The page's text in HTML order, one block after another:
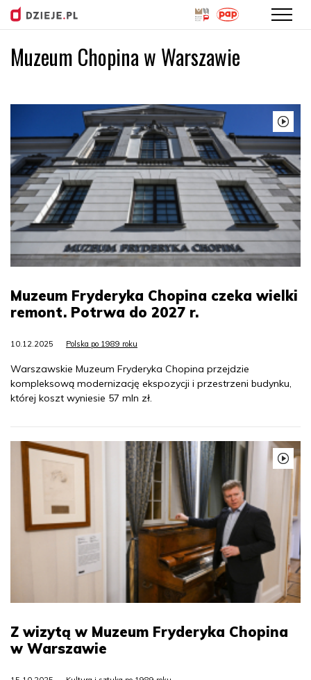
Przejdź
do
Muzeum Chopina w Warszawie
Muzeum Fryderyka Chopina czeka wielki
remont. Potrwa do 2027 r.
10.12.2025 Polska po 1989 roku
Warszawskie Muzeum Fryderyka Chopina przejdzie
kompleksową modernizację ekspozycji i przestrzeni budynku,
której koszt wyniesie 57 mln zł.
Z wizytą w Muzeum Fryderyka Chopina
w Warszawie